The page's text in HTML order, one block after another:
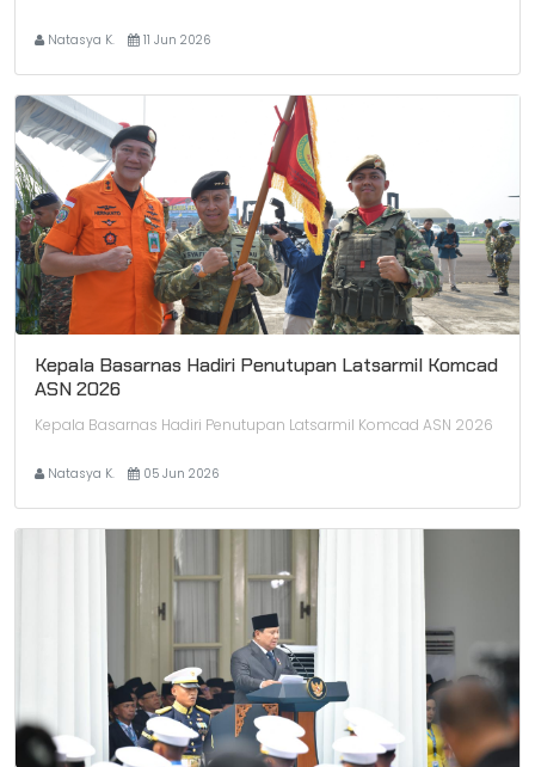
Natasya K. 11 Jun 2026
Kepala Basarnas Hadiri Penutupan Latsarmil Komcad
ASN 2026
Kepala Basarnas Hadiri Penutupan Latsarmil Komcad ASN 2026
Natasya K. 05 Jun 2026